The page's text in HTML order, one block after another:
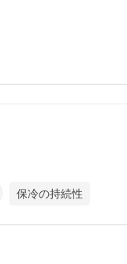
保冷の持続性